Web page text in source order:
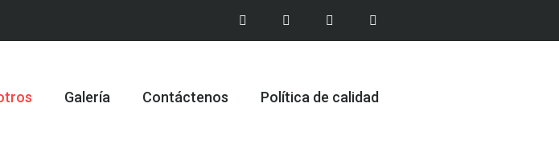
Galería Contáctenos Política de calidad